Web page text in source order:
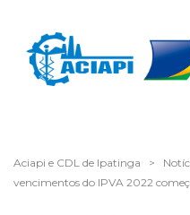
Aciapi e CDL de Ipatinga >
vencimentos do IPVA 2022